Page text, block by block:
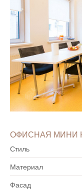
ОФИСНАЯ МИНИ
Стиль
Материал
Фасад